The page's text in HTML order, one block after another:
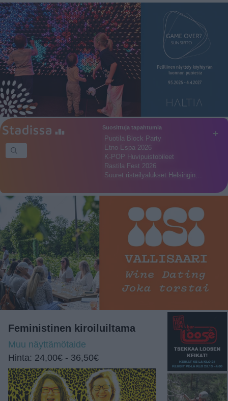
+
Suosittuja tapahtumia
Puotila Block Party
Etno-Espa 2026
K-POP Huvipuistobileet
Rastila Fest 2026
Suuret risteilyalukset Helsingin…
Feministinen kiroiluiltama
Muu näyttämötaide
Hinta: 24,00€ - 36,50€